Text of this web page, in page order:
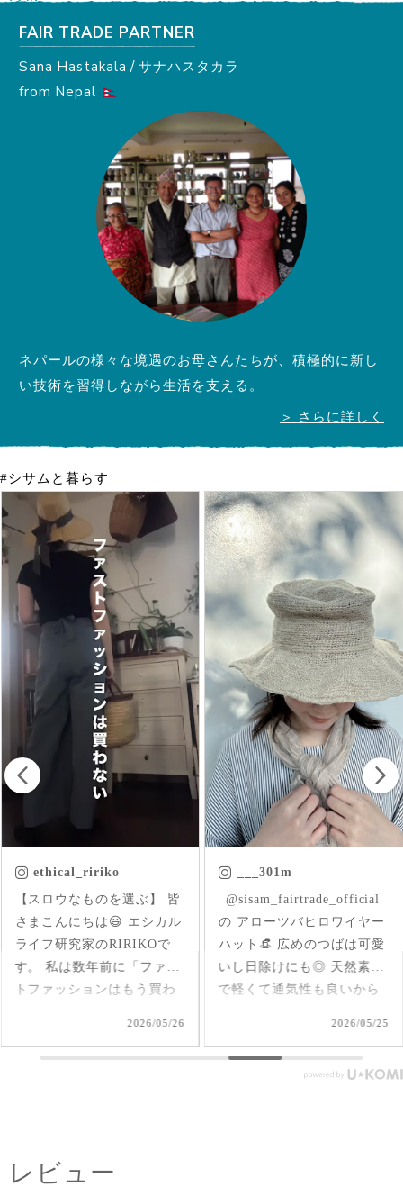
FAIR TRADE PARTNER
Sana Hastakala / サナハスタカラ
from Nepal
ネパールの様々な境遇のお母さんたちが、積極的に新し
い技術を習得しながら生活を支える。
＞ さらに詳しく
#シサムと暮らす
___301m
ㅤㅤㅤ @sisam_fairtrade_official
の アローツバヒロワイヤー
ハット👒 広めのつばは可愛
いし日除けにも◎ 天然素材
で軽くて通気性も良いから
フェアトレード #fairtrade #
2026/05/25
chica.chikako
首元にはいった草花刺繍が
さりげなくアクセントにな
ったインド産のオーガニッ
クコットンのブラウス✨ 軽
くて柔らか♪ 前後を変えて
で可愛いいけど、刺繍面を
前にした時はリネンジレと
2026/05/17
レビュー